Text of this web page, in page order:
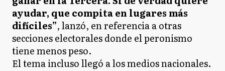
ayudar, que compita en lugares más
difíciles”, lanzó, en referencia a otras
secciones electorales donde el peronismo
tiene menos peso.
El tema incluso llegó a los medios nacionales.